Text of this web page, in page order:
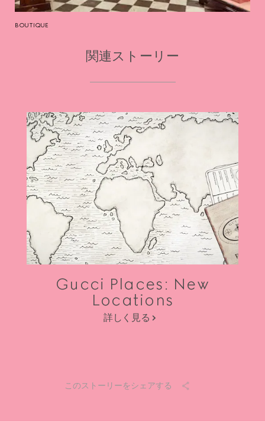
BOUTIQUE
関連ストーリー
Gucci Places: New
Locations
詳しく見る
このストーリーをシェアする